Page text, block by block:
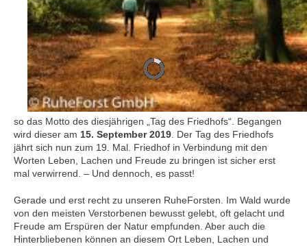
so das Motto des diesjährigen „Tag des Friedhofs“. Begangen
wird dieser am 15. September 2019. Der Tag des Friedhofs
jährt sich nun zum 19. Mal. Friedhof in Verbindung mit den
Worten Leben, Lachen und Freude zu bringen ist sicher erst
mal verwirrend. – Und dennoch, es passt!
Gerade und erst recht zu unseren RuheForsten. Im Wald wurde
von den meisten Verstorbenen bewusst gelebt, oft gelacht und
Freude am Erspüren der Natur empfunden. Aber auch die
Hinterbliebenen können an diesem Ort Leben, Lachen und